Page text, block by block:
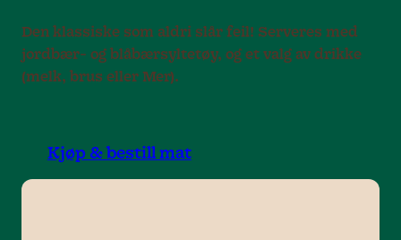
Den klassiske som aldri slår feil! Serveres med
jordbær- og blåbærsyltetøy, og et valg av drikke
(melk, brus eller Mer).
Kjøp & bestill mat